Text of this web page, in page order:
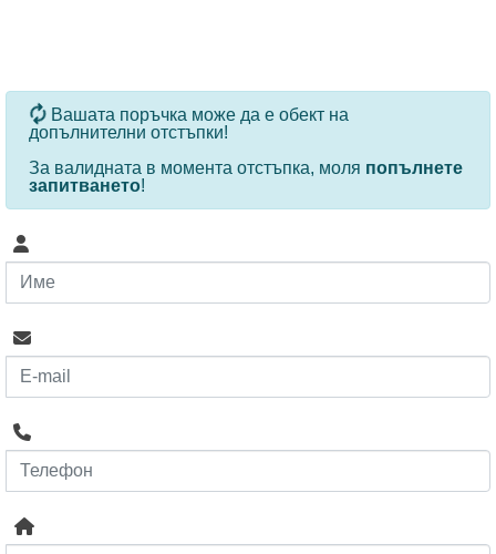
За определени продукти и количества се ползват
Вашата поръчка може да е обект на
допълнителни отстъпки!
За валидната в момента отстъпка, моля попълнете
запитването!